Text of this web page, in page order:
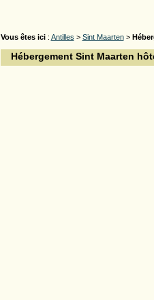
Vous êtes ici: Antilles > Sint Maarten>
Hébergement Sint Maarten